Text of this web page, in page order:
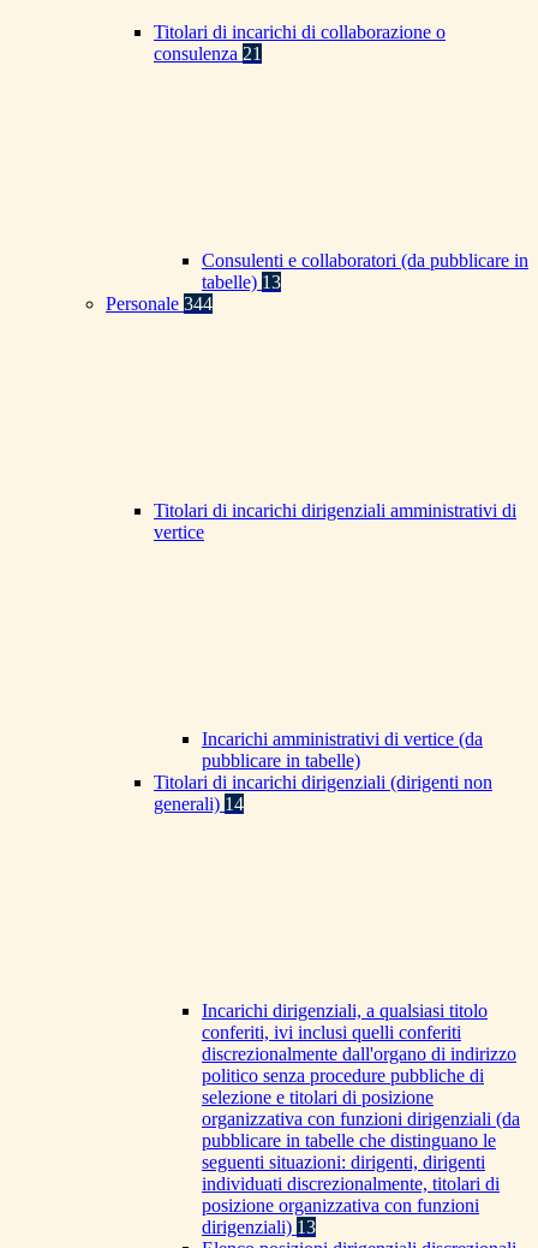
Titolari di incarichi di collaborazione o
consulenza 21
Consulenti e collaboratori (da pubblicare in
tabelle) 13
Personale 344
Titolari di incarichi dirigenziali amministrativi di
vertice
Incarichi amministrativi di vertice (da
pubblicare in tabelle)
Titolari di incarichi dirigenziali (dirigenti non
generali) 14
Incarichi dirigenziali, a qualsiasi titolo
conferiti, ivi inclusi quelli conferiti
discrezionalmente dall'organo di indirizzo
politico senza procedure pubbliche di
selezione e titolari di posizione
organizzativa con funzioni dirigenziali (da
pubblicare in tabelle che distinguano le
seguenti situazioni: dirigenti, dirigenti
individuati discrezionalmente, titolari di
posizione organizzativa con funzioni
dirigenziali) 13